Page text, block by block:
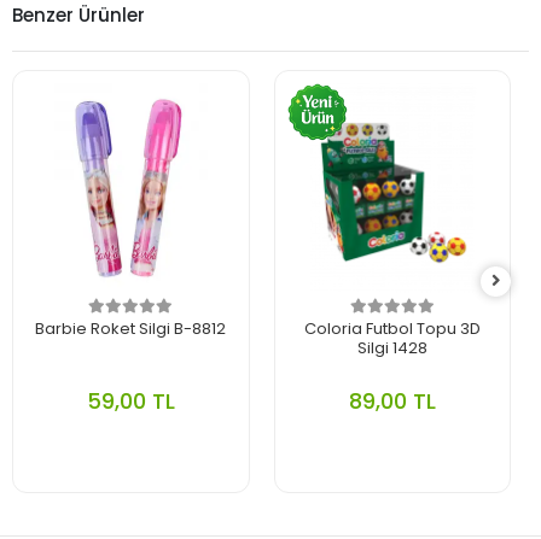
Benzer Ürünler
Barbie Roket Silgi B-8812
59,00 TL
Coloria Futbol Topu 3D
Silgi 1428
89,00 TL